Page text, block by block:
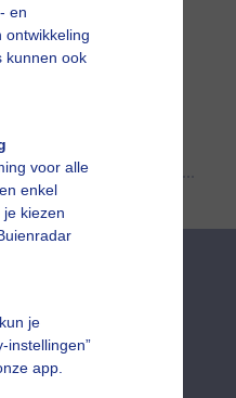
en
ontwikkeling
kunnen ook
voor alle
enkel
kiezen
je
instellingen”
app.
Een moment geduld aub...